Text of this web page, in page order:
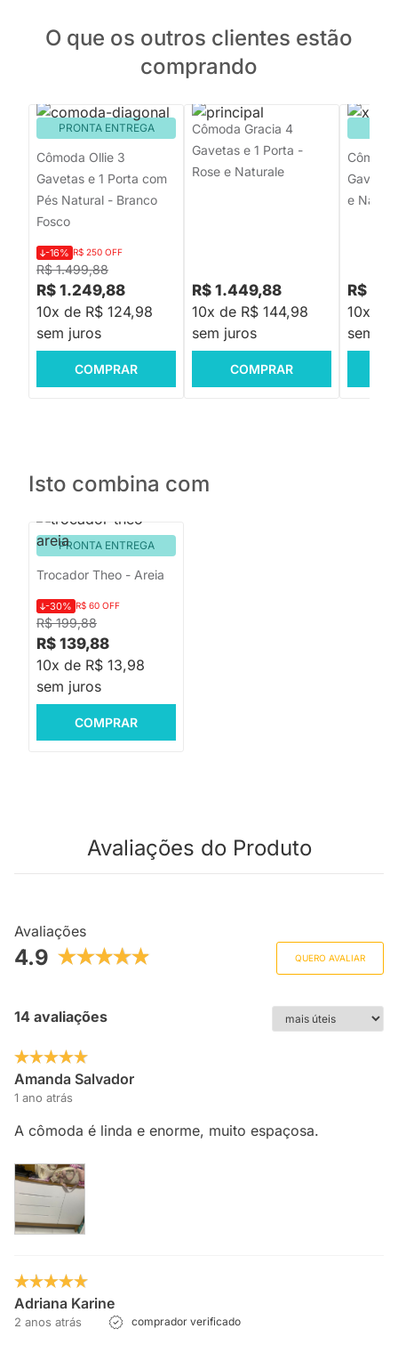
O que os outros clientes estão
comprando
PRONTA ENTREGA
Cômoda Ollie 3
Gavetas e 1 Porta com
Pés Natural - Branco
Fosco
R$ 1.499,88
-16% R$ 250 OFF
R$ 1.249,88
10x de R$ 124,98
sem juros
COMPRAR
Cômoda Gracia 4
Gavetas e 1 Porta -
Rose e Naturale
R$ 1.449,88
10x de R$ 144,98
sem juros
COMPRAR
e
R$
10x de
sem
Isto combina com
PRONTA ENTREGA
Trocador Theo - Areia
R$ 199,88
-30% R$ 60 OFF
R$ 139,88
10x de R$ 13,98
sem juros
COMPRAR
Avaliações do Produto
Avaliações
4.9 QUERO AVALIAR
14 avaliações
Amanda Salvador
1 ano atrás
A cômoda é linda e enorme, muito espaçosa.
Adriana Karine
2 anos atrás comprador verificado